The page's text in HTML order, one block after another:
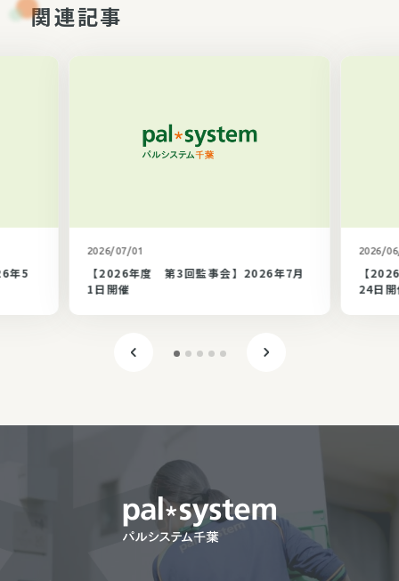
関連記事
年5
2026/07/01
【2026年度 第3回監事会】2026年7月
1日開催
2026/
【
24日